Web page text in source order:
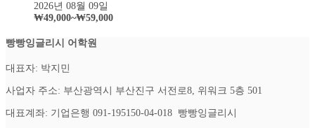
2026년 08월 09일
₩49,000~₩59,000
빵빵잉글리시 어학원
대표자: 박지민
사업자 주소: 부산광역시 부산진구 서전로8, 위워크 5층 501
대표계좌: 기업은행 091-195150-04-018 빵빵잉글리시